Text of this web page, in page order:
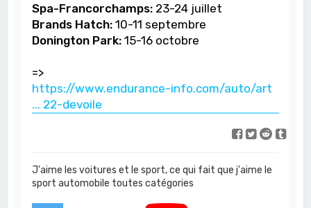
Spa-Francorchamps: 23-24 juillet
Brands Hatch: 10-11 septembre
Donington Park: 15-16 octobre
=>
https://www.endurance-info.com/auto/art
... 22-devoile
J'aime les voitures et le sport, ce qui fait que j'aime le
sport automobile toutes catégories